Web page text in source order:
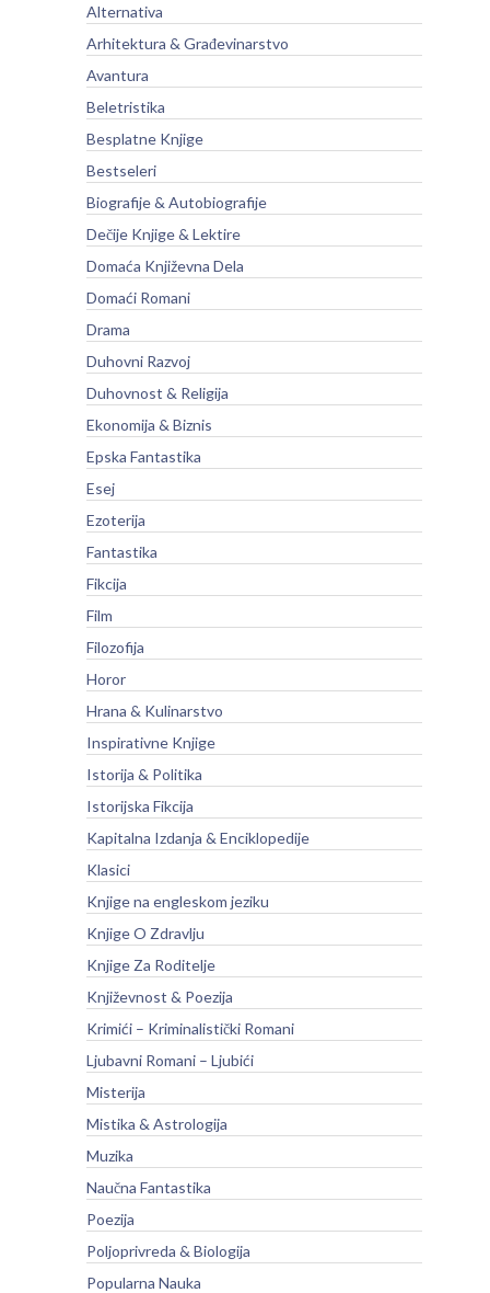
Alternativa
Arhitektura & Građevinarstvo
Avantura
Beletristika
Besplatne Knjige
Bestseleri
Biografije & Autobiografije
Dečije Knjige & Lektire
Domaća Književna Dela
Domaći Romani
Drama
Duhovni Razvoj
Duhovnost & Religija
Ekonomija & Biznis
Epska Fantastika
Esej
Ezoterija
Fantastika
Fikcija
Film
Filozofija
Horor
Hrana & Kulinarstvo
Inspirativne Knjige
Istorija & Politika
Istorijska Fikcija
Kapitalna Izdanja & Enciklopedije
Klasici
Knjige na engleskom jeziku
Knjige O Zdravlju
Knjige Za Roditelje
Književnost & Poezija
Krimići – Kriminalistički Romani
Ljubavni Romani – Ljubići
Misterija
Mistika & Astrologija
Muzika
Naučna Fantastika
Poezija
Poljoprivreda & Biologija
Popularna Nauka